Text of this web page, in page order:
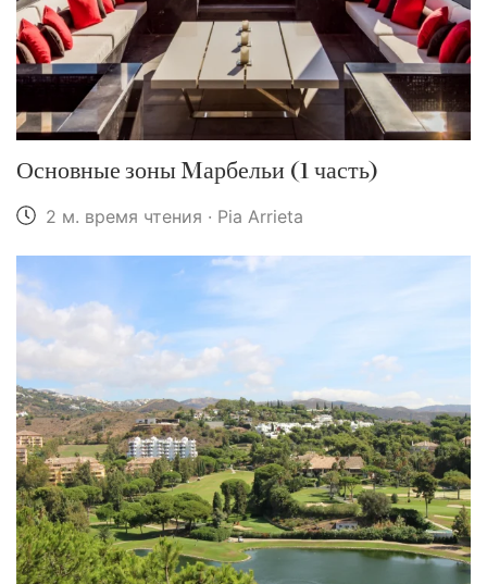
Основные зоны Mарбельи (1 часть)
2 м. время чтения · Pia Arrieta